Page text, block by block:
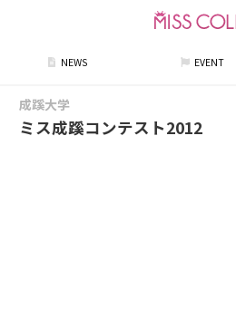
NEWS EVENT
成蹊大学
ミス成蹊コンテスト2012